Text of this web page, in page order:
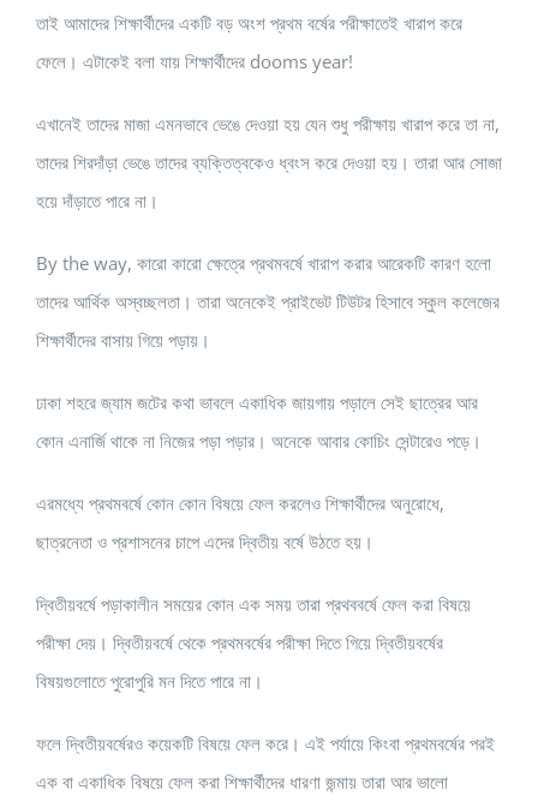
তাই আমাদের শিক্ষার্থীদের একটি বড় অংশ প্রথম বর্ষের পরীক্ষাতেই খারাপ করে
ফেলে। এটাকেই বলা যায় শিক্ষার্থীদের dooms year!
এখানেই তাদের মাজা এমনভাবে ভেঙে দেওয়া হয় যেন শুধু পরীক্ষায় খারাপ করে তা না,
তাদের শিরদাঁড়া ভেঙে তাদের ব্যক্তিত্বকেও ধ্বংস করে দেওয়া হয়। তারা আর সোজা
হয়ে দাঁড়াতে পারে না।
By the way, কারো কারো ক্ষেত্রে প্রথমবর্ষে খারাপ করার আরেকটি কারণ হলো
তাদের আর্থিক অস্বচ্ছলতা। তারা অনেকেই প্রাইভেট টিউটর হিসাবে স্কুল কলেজের
শিক্ষার্থীদের বাসায় গিয়ে পড়ায়।
ঢাকা শহরে জ্যাম জটের কথা ভাবলে একাধিক জায়গায় পড়ালে সেই ছাত্রের আর
কোন এনার্জি থাকে না নিজের পড়া পড়ার। অনেকে আবার কোচিং সেন্টারেও পড়ে।
এরমধ্যে প্রথমবর্ষে কোন কোন বিষয়ে ফেল করলেও শিক্ষার্থীদের অনুরোধে,
ছাত্রনেতা ও প্রশাসনের চাপে এদের দ্বিতীয় বর্ষে উঠতে হয়।
দ্বিতীয়বর্ষে পড়াকালীন সময়ের কোন এক সময় তারা প্রথববর্ষে ফেল করা বিষয়ে
পরীক্ষা দেয়। দ্বিতীয়বর্ষে থেকে প্রথমবর্ষের পরীক্ষা দিতে গিয়ে দ্বিতীয়বর্ষের
বিষয়গুলোতে পুরোপুরি মন দিতে পারে না।
ফলে দ্বিতীয়বর্ষেরও কয়েকটি বিষয়ে ফেল করে। এই পর্যায়ে কিংবা প্রথমবর্ষের পরই
এক বা একাধিক বিষয়ে ফেল করা শিক্ষার্থীদের ধারণা জন্মায় তারা আর ভালো